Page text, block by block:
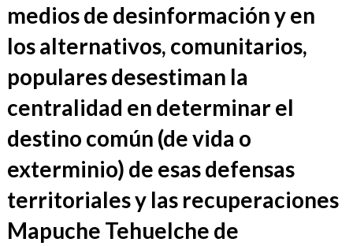
medios de desinformación y en
los alternativos, comunitarios,
populares desestiman la
centralidad en determinar el
destino común (de vida o
exterminio) de esas defensas
territoriales y las recuperaciones
Mapuche Tehuelche de